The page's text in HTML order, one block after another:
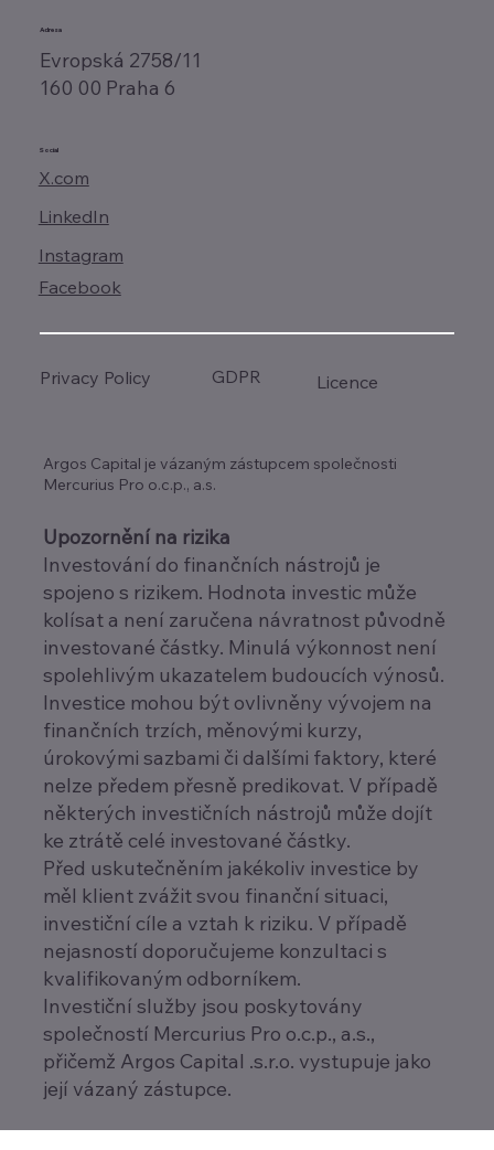
Adresa
Evropská 2758/11
160 00 Praha 6
Social
X.com
LinkedIn
Instagram
Facebook
Argos Capital je vázaným zástupcem společnosti
Mercurius Pro o.c.p., a.s.
Upozornění na rizika
Investování do finančních nástrojů je
spojeno s rizikem. Hodnota investic může
kolísat a není zaručena návratnost původně
investované částky. Minulá výkonnost není
spolehlivým ukazatelem budoucích výnosů.
Investice mohou být ovlivněny vývojem na
finančních trzích, měnovými kurzy,
úrokovými sazbami či dalšími faktory, které
nelze předem přesně predikovat. V případě
některých investičních nástrojů může dojít
ke ztrátě celé investované částky.
Před uskutečněním jakékoliv investice by
měl klient zvážit svou finanční situaci,
investiční cíle a vztah k riziku. V případě
nejasností doporučujeme konzultaci s
kvalifikovaným odborníkem.
Investiční služby jsou poskytovány
společností Mercurius Pro o.c.p., a.s.,
přičemž Argos Capital .s.r.o. vystupuje jako
její vázaný zástupce.
Privacy Policy GDPR Licence